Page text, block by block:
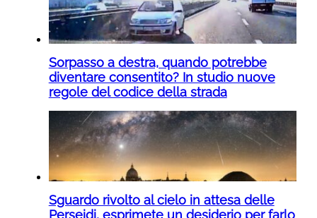
Sorpasso a destra, quando potrebbe
diventare consentito? In studio nuove
regole del codice della strada
Sguardo rivolto al cielo in attesa delle
Perseidi, esprimete un desiderio per farlo